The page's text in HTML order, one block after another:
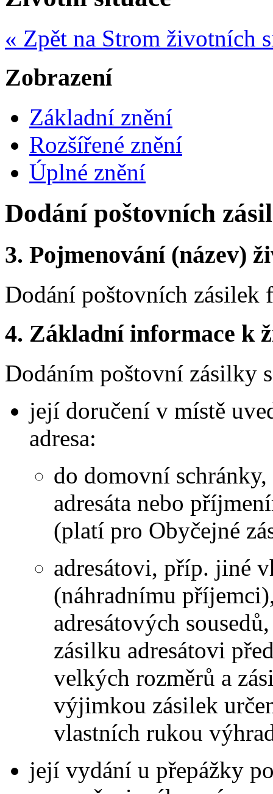
« Zpět na Strom životních
Zobrazení
Základní znění
Rozšířené znění
Úplné znění
Dodání poštovních
3. Pojmenování (název)
Dodání poštovních zásilek
4. Základní informace k
Dodáním poštovní zásilky
její doručení v místě
adresa:
do domovní
adresáta nebo
(platí pro Obyčejné
adresátovi, příp. jiné
(náhradnímu
adresátových
zásilku adresátovi
velkých rozměrů a
výjimkou zásilek
vlastních rukou
její vydání u přepážky